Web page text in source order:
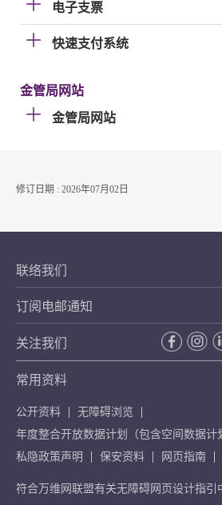
电子支票
快速支付系统
金管局网站
金管局网站
修订日期 : 2026年07月02日
联络我们
订阅电邮通知
关注我们
常用资料
公开资料
无障碍浏览
年度整合开放数据计划（包含空间数据计
私隐政策声明
保安资料 网页指南
符合万维网联盟有关无障碍网页设计指引